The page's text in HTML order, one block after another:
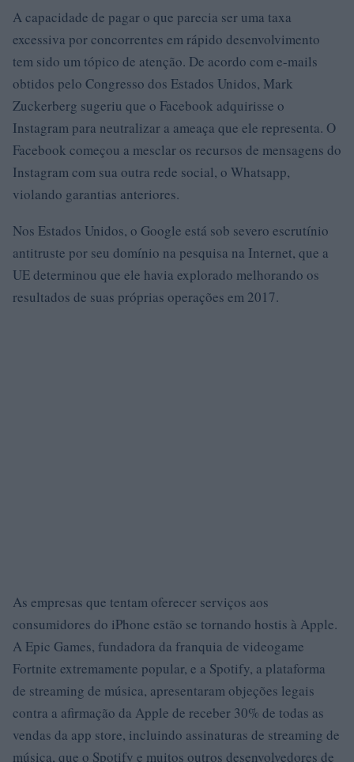
A capacidade de pagar o que parecia ser uma taxa
excessiva por concorrentes em rápido desenvolvimento
tem sido um tópico de atenção. De acordo com e-mails
obtidos pelo Congresso dos Estados Unidos, Mark
Zuckerberg sugeriu que o Facebook adquirisse o
Instagram para neutralizar a ameaça que ele representa. O
Facebook começou a mesclar os recursos de mensagens do
Instagram com sua outra rede social, o Whatsapp,
violando garantias anteriores.
Nos Estados Unidos, o Google está sob severo escrutínio
antitruste por seu domínio na pesquisa na Internet, que a
UE determinou que ele havia explorado melhorando os
resultados de suas próprias operações em 2017.
As empresas que tentam oferecer serviços aos
consumidores do iPhone estão se tornando hostis à Apple.
A Epic Games, fundadora da franquia de videogame
Fortnite extremamente popular, e a Spotify, a plataforma
de streaming de música, apresentaram objeções legais
contra a afirmação da Apple de receber 30% de todas as
vendas da app store, incluindo assinaturas de streaming de
música, que o Spotify e muitos outros desenvolvedores de